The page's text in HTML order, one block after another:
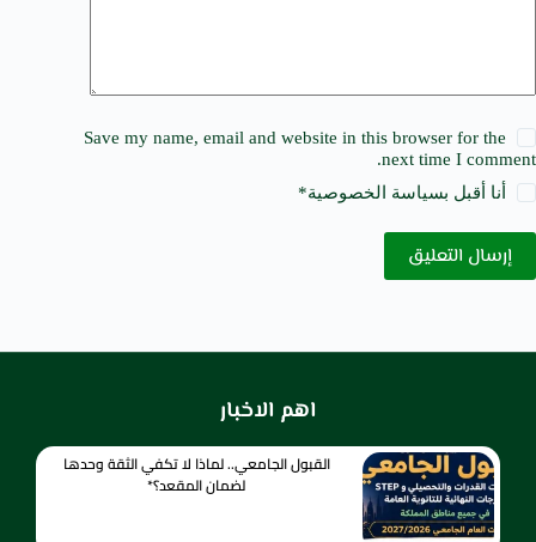
Save my name, email and website in this browser for the
next time I comment.
أنا أقبل بسياسة الخصوصية*
إرسال التعليق
اهم الاخبار
القبول الجامعي.. لماذا لا تكفي الثقة وحدها
لضمان المقعد؟*